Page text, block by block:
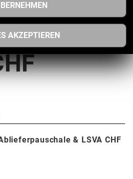
R
& LSVA CHF
AKZEPTIEREN